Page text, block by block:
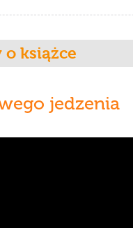
o książce
jedzenia